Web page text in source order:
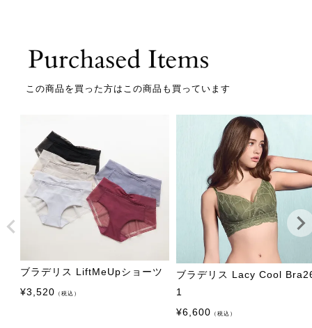
この商品を買った方はこの商品も買っています
ブラデリス LiftMeUpショーツ
¥3,520 （税込）
ブラデリス Lacy Cool
1
¥6,600 （税込）